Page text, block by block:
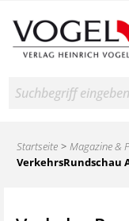
Suche
Startseite
Magazine &
VerkehrsRundschau